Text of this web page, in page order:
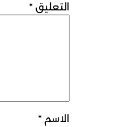
التعليق *
الاسم *